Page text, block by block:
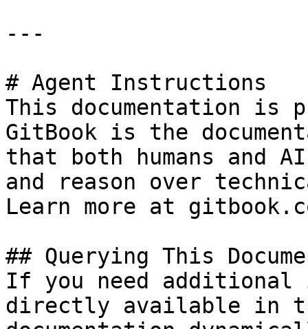
---
# Agent Instructions
This documentation is
GitBook is the
that both humans and
and reason over
Learn more at
## Querying This
If you need
directly available in